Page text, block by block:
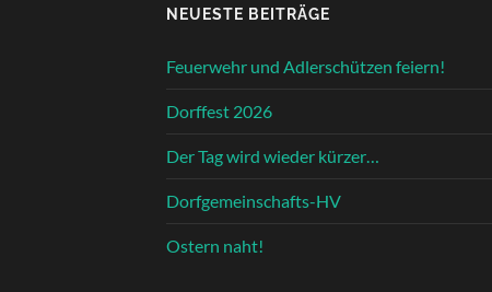
NEUESTE BEITRÄGE
Feuerwehr und Adlerschützen feiern!
Dorffest 2026
Der Tag wird wieder kürzer…
Dorfgemeinschafts-HV
Ostern naht!